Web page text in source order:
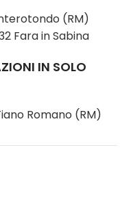
(RM)
Fara in Sabina
IN SOLO
Romano (RM)